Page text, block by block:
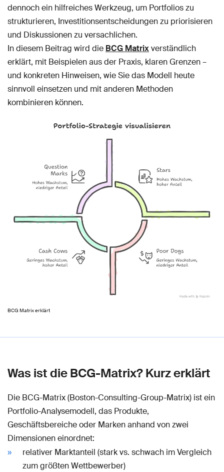
dennoch ein hilfreiches Werkzeug, um Portfolios zu
strukturieren, Investitionsentscheidungen zu priorisieren
und Diskussionen zu versachlichen.
In diesem Beitrag wird die BCG Matrixverständlich
erklärt, mit Beispielen aus der Praxis, klaren Grenzen –
und konkreten Hinweisen, wie Sie das Modell heute
sinnvoll einsetzen und mit anderen Methoden
kombinieren können.
BCG Matrix erklärt
Was ist die BCG-Matrix? Kurz erklärt
Die BCG-Matrix (Boston-Consulting-Group-Matrix) ist ein
Portfolio-Analysemodell, das Produkte,
Geschäftsbereiche oder Marken anhand von zwei
Dimensionen einordnet:
relativer Marktanteil (stark vs. schwach im Vergleich
zum größten Wettbewerber)